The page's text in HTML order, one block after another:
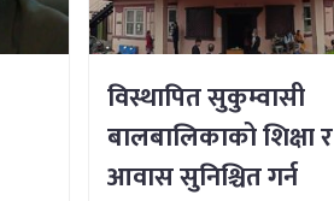
विस्थापित सुकुम्वासी
बालबालिकाको शिक्षा र
आवास सुनिश्चित गर्न